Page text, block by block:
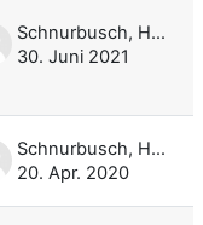
Schnurbusch, Harald
30. Juni 2021
Schnurbusch, Harald
20. Apr. 2020